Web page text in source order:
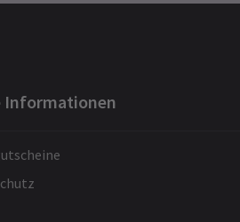
Informationen